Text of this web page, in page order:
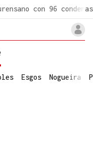
con 96 condenas
Esgos Nogueira